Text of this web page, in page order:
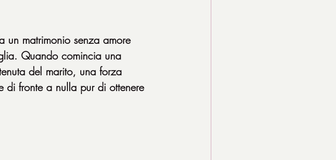
un matrimonio senza amore
Quando comincia una
del marito, una forza
di fronte a nulla pur di ottenere